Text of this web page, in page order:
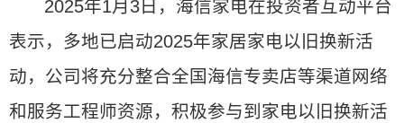
2025年1月3日，海信家电在投资者互动平台
表示，多地已启动2025年家居家电以旧换新活
动，公司将充分整合全国海信专卖店等渠道网络
和服务工程师资源，积极参与到家电以旧换新活